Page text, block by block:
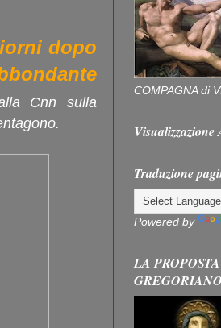
dopo
Cnn sulla
COMPAGNA di
Traduzione
Powered by
LA